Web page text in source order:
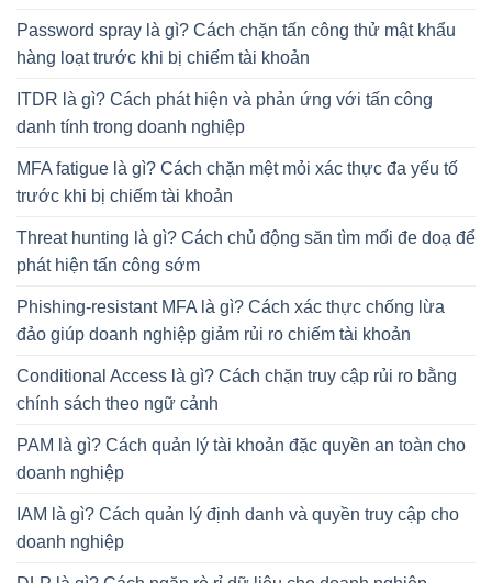
Password spray là gì? Cách chặn tấn công thử mật khẩu
hàng loạt trước khi bị chiếm tài khoản
ITDR là gì? Cách phát hiện và phản ứng với tấn công
danh tính trong doanh nghiệp
MFA fatigue là gì? Cách chặn mệt mỏi xác thực đa yếu tố
trước khi bị chiếm tài khoản
Threat hunting là gì? Cách chủ động săn tìm mối đe doạ để
phát hiện tấn công sớm
Phishing-resistant MFA là gì? Cách xác thực chống lừa
đảo giúp doanh nghiệp giảm rủi ro chiếm tài khoản
Conditional Access là gì? Cách chặn truy cập rủi ro bằng
chính sách theo ngữ cảnh
PAM là gì? Cách quản lý tài khoản đặc quyền an toàn cho
doanh nghiệp
IAM là gì? Cách quản lý định danh và quyền truy cập cho
doanh nghiệp